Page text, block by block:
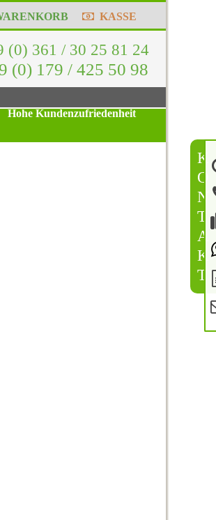
K
O
N
T
A
K
T
KASSE
(0) 361 / 30 25 81 24
(0) 179 / 425 50 98
Hohe Kundenzufriedenheit